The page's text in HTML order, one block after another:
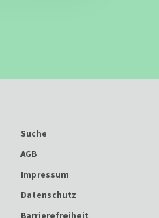
Suche
AGB
Impressum
Datenschutz
Barrierefreiheit